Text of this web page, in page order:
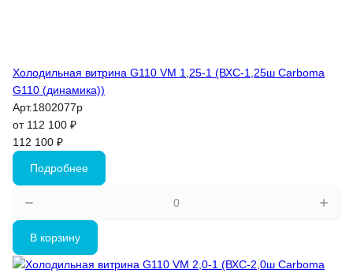
Холодильная витрина G110 VM 1,25-1 (ВХС-1,25ш Carboma
G110 (динамика))
Арт.1802077p
от 112 100 ₽
112 100 ₽
Подробнее
В корзину